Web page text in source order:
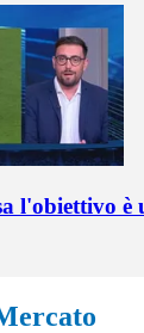
l'obiettivo è